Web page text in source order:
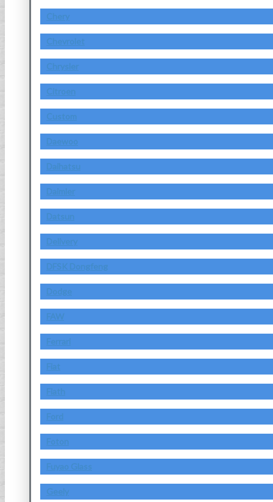
Chery
Chevrolet
Chrysler
Citroen
Custom
Daewoo
Daihatsu
Daimler
Datsun
Delivery
DFSK Dongfeng
Dodge
FAW
Ferrari
Fiat
Fiath
Ford
Foton
Fuyao Glass
Geely